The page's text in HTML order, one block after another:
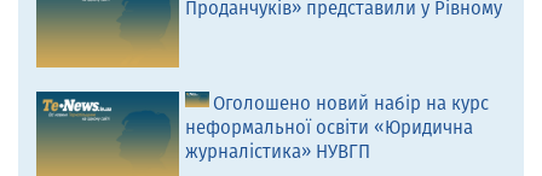
Проданчуків» представили у Рівному
Оголошено новий набір на курс
неформальної освіти «Юридична
журналістика» НУВГП